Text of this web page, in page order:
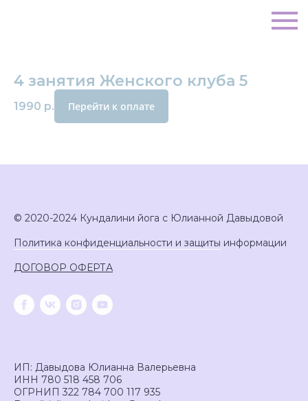
4 занятия Женского клуба 5
1990 р. Перейти к оплате
© 2020-2024 Кундалини йога с Юлианной Давыдовой
Политика конфиденциальности и защиты информации
ДОГОВОР ОФЕРТА
ИП: Давыдова Юлианна Валерьевна
ИНН 780 518 458 706
ОГРНИП 322 784 700 117 935